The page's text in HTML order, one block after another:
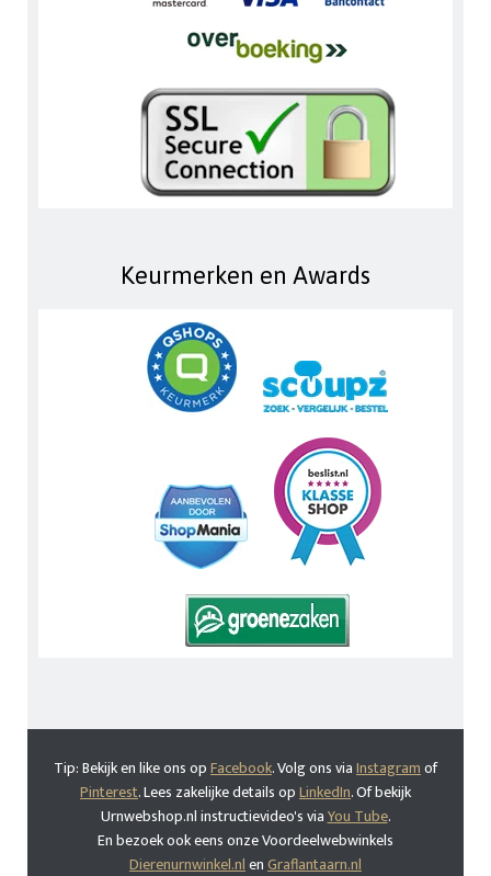
Keurmerken en Awards
Tip: Bekijk en like ons opFacebook. Volg ons viaInstagramof
Pinterest. Lees zakelijke details opLinkedIn. Of bekijk
Urnwebshop.nl instructievideo's viaYou Tube.
En bezoek ook eens onze Voordeelwebwinkels
Dierenurnwinkel.nlenGraflantaarn.nl